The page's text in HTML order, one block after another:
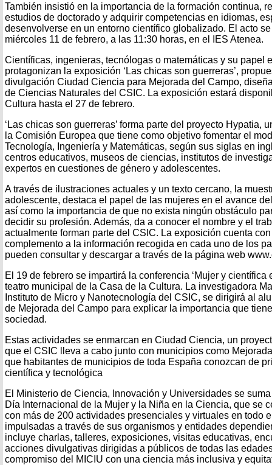
También insistió en la importancia de la formación continua,
estudios de doctorado y adquirir competencias en idiomas,
desenvolverse en un entorno científico globalizado. El acto
miércoles 11 de febrero, a las 11:30 horas, en el IES Atenea.
Científicas, ingenieras, tecnólogas o matemáticas y su papel
protagonizan la exposición ‘Las chicas son guerreras’,
divulgación Ciudad Ciencia para Mejorada del Campo,
de Ciencias Naturales del CSIC. La exposición estará
Cultura hasta el 27 de febrero.
‘Las chicas son guerreras’ forma parte del proyecto Hypatia,
la Comisión Europea que tiene como objetivo fomentar el
Tecnología, Ingeniería y Matemáticas, según sus siglas en
centros educativos, museos de ciencias, institutos de
expertos en cuestiones de género y adolescentes.
A través de ilustraciones actuales y un texto cercano, la
adolescente, destaca el papel de las mujeres en el avance
así como la importancia de que no exista ningún obstáculo
decidir su profesión. Además, da a conocer el nombre y el
actualmente forman parte del CSIC. La exposición cuenta
complemento a la información recogida en cada uno de los
pueden consultar y descargar a través de la página web
El 19 de febrero se impartirá la conferencia ‘Mujer y científica
teatro municipal de la Casa de la Cultura. La investigadora
Instituto de Micro y Nanotecnología del CSIC, se dirigirá al
de Mejorada del Campo para explicar la importancia que
sociedad.
Estas actividades se enmarcan en Ciudad Ciencia, un
que el CSIC lleva a cabo junto con municipios como
que habitantes de municipios de toda España conozcan de
científica y tecnológica
El Ministerio de Ciencia, Innovación y Universidades se
Día Internacional de la Mujer y la Niña en la Ciencia, que se
con más de 200 actividades presenciales y virtuales en todo
impulsadas a través de sus organismos y entidades
incluye charlas, talleres, exposiciones, visitas educativas,
acciones divulgativas dirigidas a públicos de todas las
compromiso del MICIU con una ciencia más inclusiva y